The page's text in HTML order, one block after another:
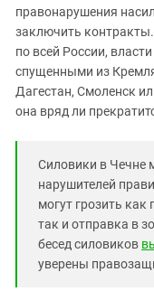
правонарушения
заключить
по всей России,
спущенными из
Дагестан, Смоленск
она вряд ли
Силовики в Чечне
нарушителей
могут грозить как
так и отправка в
бесед силовиков
уверены